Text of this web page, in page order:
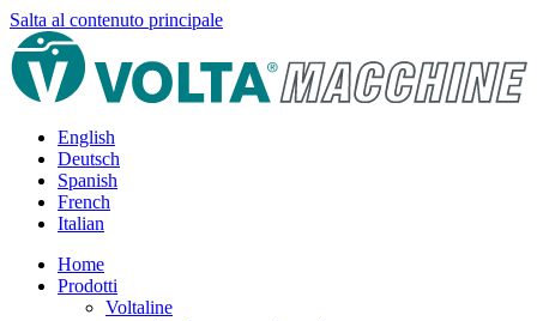
Salta al contenuto principale
English
Deutsch
Spanish
French
Italian
Home
Prodotti
Voltaline